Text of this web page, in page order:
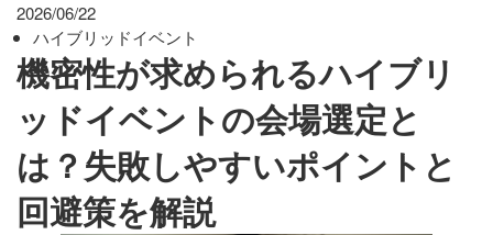
2026/06/22
ハイブリッドイベント
機密性が求められるハイブリ
ッドイベントの会場選定と
は？失敗しやすいポイントと
回避策を解説